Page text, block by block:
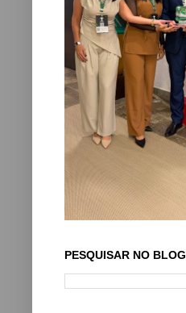
PESQUISAR NO BLOG